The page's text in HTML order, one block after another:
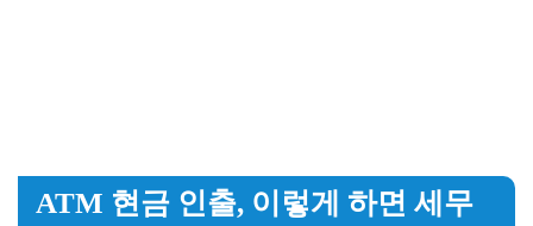
ATM 현금 인출, 이렇게 하면 세무